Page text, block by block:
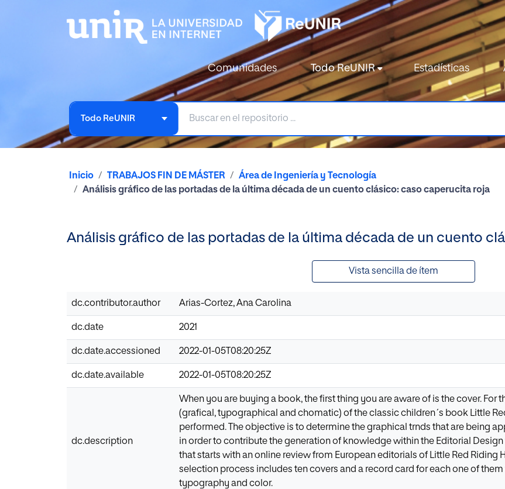
Comunidades Todo ReUNIR Estadísticas
Todo ReUNIR
Inicio TRABAJOS FIN DE MÁSTER
Área de Ingeniería y Tecnología
Análisis gráfico de las portadas de la última década de un cuento clásico: caso caperucita roja
Análisis gráfico de las portadas de la última década de un cuento
Vista sencilla de ítem
dc.contributor.author Arias-Cortez, Ana Carolina
dc.date 2021
dc.date.accessioned 2022-01-05T08:20:25Z
dc.date.available 2022-01-05T08:20:25Z
dc.description
When you are buying a book, the first thing you are aware of is the cover. For
(grafical, typographical and chomatic) of the classic children´s book Little
performed. The objective is to determine the graphical trnds that are being
in order to contribute the generation of knowledge within the Editorial
that starts with an online review from European editorials of Little Red Riding
selection process includes ten covers and a record card for each one of
typography and color.